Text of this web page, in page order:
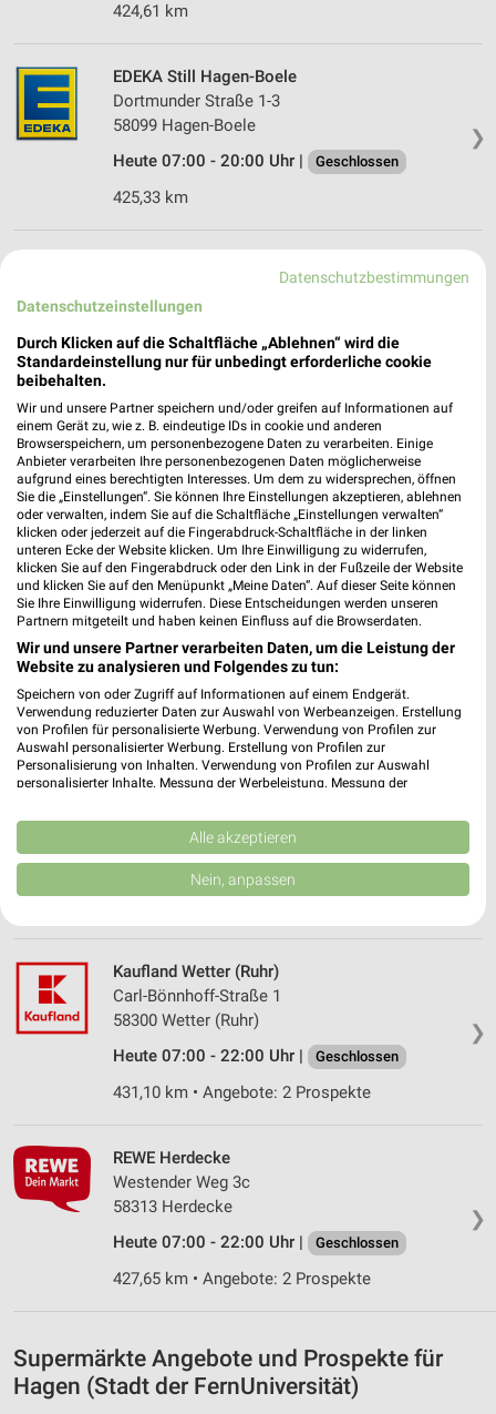
424,61 km
❯
EDEKA Still Hagen-Boele
Dortmunder Straße 1-3
58099 Hagen-Boele
Heute 07:00 - 20:00 Uhr |
Geschlossen
425,33 km
58313 Herdecke
Heute 07:00 - 22:00 Uhr | Geschlossen
E center Schmitt Herdecke - Ruhr
Mühlenstraße 7
58313 Herdecke - Ruhr
Heute 08:00 - 21:00 Uhr | Geschlossen
427,87 km
Enneper Str. 146
58135 Hagen
Heute 07:00 - 22:00 Uhr | Geschlossen
432,07 km • Angebote: 2 Prospekte
❯
Marktkauf Hagen-Bathey
Kabeler Straße 25
58099 Hagen
❯
Kaufland Wetter (Ruhr)
Carl-Bönnhoff-Straße 1
58300 Wetter (Ruhr)
Heute 07:00 - 22:00 Uhr |
Geschlossen
431,10 km • Angebote: 2 Prospekte
❯
REWE Herdecke
Westender Weg 3c
58313 Herdecke
Heute 07:00 - 22:00 Uhr |
Geschlossen
427,65 km • Angebote: 2 Prospekte
Supermärkte Angebote und Prospekte für
Hagen (Stadt der FernUniversität)
Datenschutzbestimmungen
Datenschutzeinstellungen
Durch Klicken auf die Schaltfläche „Ablehnen“ wird die
Standardeinstellung nur für unbedingt erforderliche cookie
beibehalten.
Wir und unsere Partner speichern und/oder greifen auf Informationen auf
einem Gerät zu, wie z. B. eindeutige IDs in cookie und anderen
Browserspeichern, um personenbezogene Daten zu verarbeiten. Einige
Anbieter verarbeiten Ihre personenbezogenen Daten möglicherweise
aufgrund eines berechtigten Interesses. Um dem zu widersprechen, öffnen
Sie die „Einstellungen“. Sie können Ihre Einstellungen akzeptieren, ablehnen
oder verwalten, indem Sie auf die Schaltfläche „Einstellungen verwalten“
klicken oder jederzeit auf die Fingerabdruck-Schaltfläche in der linken
unteren Ecke der Website klicken. Um Ihre Einwilligung zu widerrufen,
klicken Sie auf den Fingerabdruck oder den Link in der Fußzeile der Website
und klicken Sie auf den Menüpunkt „Meine Daten“. Auf dieser Seite können
Sie Ihre Einwilligung widerrufen. Diese Entscheidungen werden unseren
Partnern mitgeteilt und haben keinen Einfluss auf die Browserdaten.
Wir und unsere Partner verarbeiten Daten, um die Leistung der
Website zu analysieren und Folgendes zu tun:
Speichern von oder Zugriff auf Informationen auf einem Endgerät.
Verwendung reduzierter Daten zur Auswahl von Werbeanzeigen. Erstellung
von Profilen für personalisierte Werbung. Verwendung von Profilen zur
Auswahl personalisierter Werbung. Erstellung von Profilen zur
Personalisierung von Inhalten. Verwendung von Profilen zur Auswahl
personalisierter Inhalte. Messung der Werbeleistung. Messung der
Kombinationen von Daten aus verschiedenen Quellen. Entwicklung und
Verbesserung der Angebote. Verwendung reduzierter Daten zur Auswahl
von Inhalten.
Daten können außerhalb der Europäischen Union weitergegeben und in die
USA gesendet werden.
Website/App.
Partnerliste anzeigen (1 IAB-Anbieter)
Wir nutzen Ihre Daten für folgende Zwecke:
IAB-Verarbeitungszwecke:
Speichern von oder Zugriff auf Informationen
Erstellung von Profilen für personalisierte
Werbung
Verwendung von Profilen zur Auswahl
Verwendung von Profilen zur Auswahl
personalisierter Inhalte
Alle akzeptieren
Nein, anpassen